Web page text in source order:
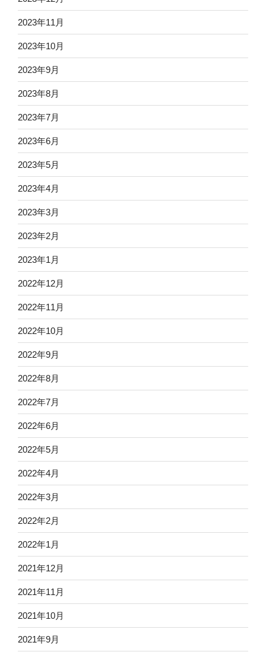
2023年11月
2023年10月
2023年9月
2023年8月
2023年7月
2023年6月
2023年5月
2023年4月
2023年3月
2023年2月
2023年1月
2022年12月
2022年11月
2022年10月
2022年9月
2022年8月
2022年7月
2022年6月
2022年5月
2022年4月
2022年3月
2022年2月
2022年1月
2021年12月
2021年11月
2021年10月
2021年9月